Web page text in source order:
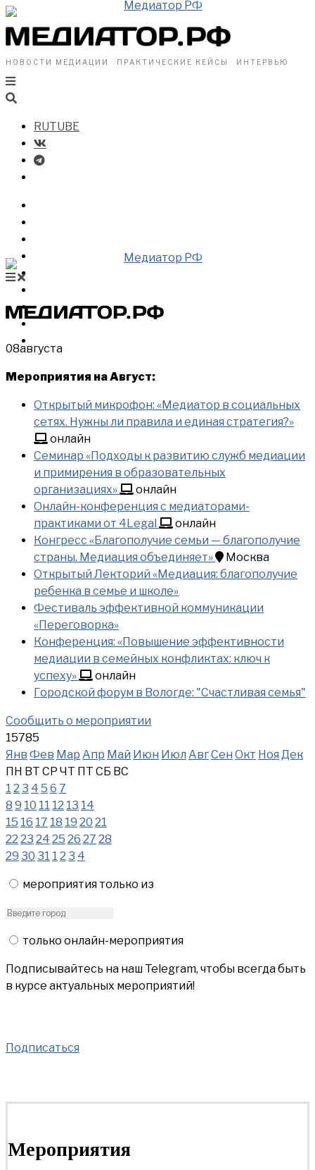
НОВОСТИ МЕДИАЦИИ · ПРАКТИЧЕСКИЕ КЕЙСЫ · ИНТЕРВЬЮ
RUTUBE
ВИДЕО
08августа
Мероприятия на Август:
Открытый микрофон: «Медиатор в социальных
сетях. Нужны ли правила и единая стратегия?»
онлайн
Семинар «Подходы к развитию служб медиации
и примирения в образовательных
организациях»
онлайн
Онлайн-конференция с медиаторами-
практиками от 4Legal
онлайн
Конгресс «Благополучие семьи — благополучие
страны. Медиация объединяет»
Москва
Открытый Лекторий «Медиация: благополучие
ребенка в семье и школе»
Фестиваль эффективной коммуникации
«Переговорка»
Конференция: «Повышение эффективности
медиации в семейных конфликтах: ключ к
успеху»
онлайн
Городской форум в Вологде: "Счастливая семья"
Сообщить о мероприятии
15785
Янв Фев Мар Апр Май Июн Июл АвгСен Окт Ноя Дек
ПН ВТ СР ЧТ ПТ СБ ВС
1 2 3 4 5 6 7
8 9 10 11 12 13 14
15 16 17 18 19 20 21
22 23 24 25 26 27 28
29 30 31 1 2 3 4
мероприятия только из
только онлайн-мероприятия
Подписывайтесь на наш Telegram, чтобы всегда быть
в курсе актуальных мероприятий!
Подписаться
Мероприятия